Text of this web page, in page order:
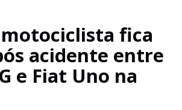
fica
acidente entre
e Fiat Uno na